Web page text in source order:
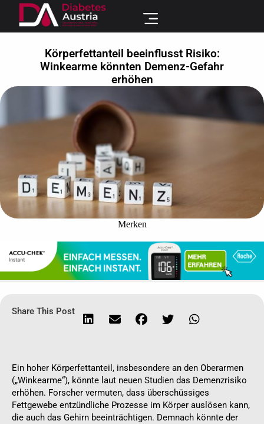
Körperfettanteil beeinflusst Risiko:
Winkearme könnten Demenz-Gefahr
erhöhen
Merken
Share This Post
Ein hoher Körperfettanteil, insbesondere an den Oberarmen
(„Winkearme“), könnte laut neuen Studien das Demenzrisiko
erhöhen. Forscher vermuten, dass überschüssiges
Fettgewebe entzündliche Prozesse im Körper auslösen kann,
die auch das Gehirn beeinträchtigen. Demnach könnte der